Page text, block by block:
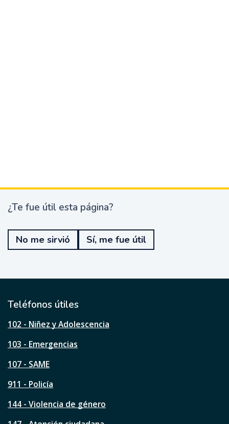
¿
e
u
t
l
s
a
á
i
a
¿Te fue útil esta página?
No me sirvió Sí, me fue útil
Teléfonos útiles
102 - Niñez y Adolescencia
103 - Emergencias
107 - SAME
911 - Policía
144 - Violencia de género